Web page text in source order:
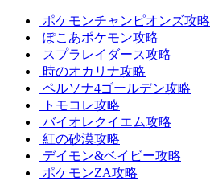
ポケモンチャンピオンズ攻略
ぽこあポケモン攻略
スプラレイダース攻略
時のオカリナ攻略
ペルソナ4ゴールデン攻略
トモコレ攻略
バイオレクイエム攻略
紅の砂漠攻略
デイモン&ベイビー攻略
ポケモンZA攻略